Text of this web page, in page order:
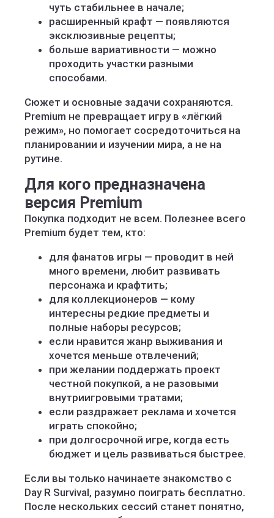
чуть стабильнее в начале;
расширенный крафт — появляются
эксклюзивные рецепты;
больше вариативности — можно
проходить участки разными
способами.
Сюжет и основные задачи сохраняются.
Premium не превращает игру в «лёгкий
режим», но помогает сосредоточиться на
планировании и изучении мира, а не на
рутине.
Для кого предназначена
версия Premium
Покупка подходит не всем. Полезнее всего
Premium будет тем, кто:
для фанатов игры — проводит в ней
много времени, любит развивать
персонажа и крафтить;
для коллекционеров — кому
интересны редкие предметы и
полные наборы ресурсов;
если нравится жанр выживания и
хочется меньше отвлечений;
при желании поддержать проект
честной покупкой, а не разовыми
внутриигровыми тратами;
если раздражает реклама и хочется
играть спокойно;
при долгосрочной игре, когда есть
бюджет и цель развиваться быстрее.
Если вы только начинаете знакомство с
Day R Survival, разумно поиграть бесплатно.
После нескольких сессий станет понятно,